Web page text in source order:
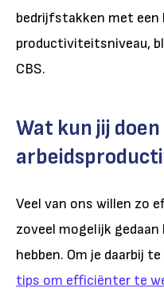
bedrijfstakken met een
productiviteitsniveau,
CBS.
Wat kun jij doen
Veel van ons willen zo
zoveel mogelijk
hebben. Om je daarbij
tips om efficiënter te